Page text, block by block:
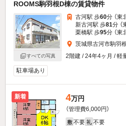
ROOMS駒羽根D棟の賃貸物件
すべての写真
古河駅 歩60分 （東
新古河駅 歩81分 （
栗橋駅 歩95分 （東
茨城県古河市駒羽
2階建 / 24年4ヶ月 / 軽
駐車場あり
新着 4万円
（管理費6,000円）
敷 不要 礼 不要